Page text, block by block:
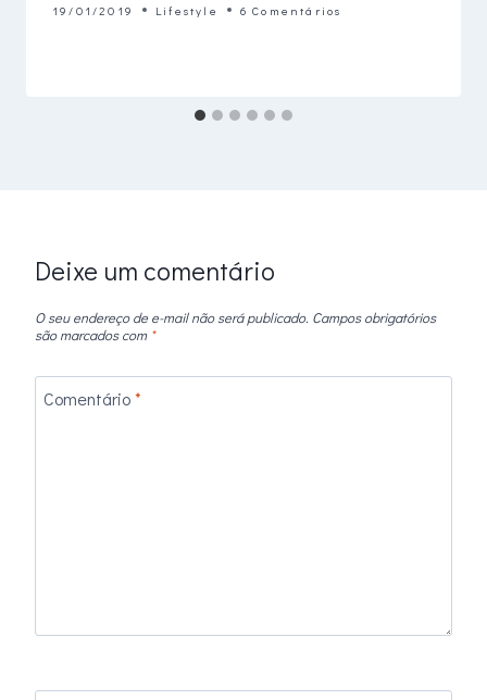
19/01/2019 Lifestyle 6 Comentários
Deixe um comentário
O seu endereço de e-mail não será publicado. Campos obrigatórios
são marcados com *
Comentário*